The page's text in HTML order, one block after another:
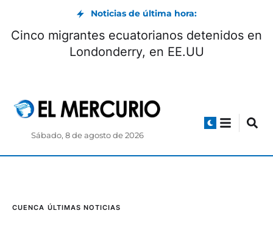
Noticias de última hora:
Cinco migrantes ecuatorianos detenidos en
Londonderry, en EE.UU
Sábado, 8 de agosto de 2026
CUENCA ÚLTIMAS NOTICIAS